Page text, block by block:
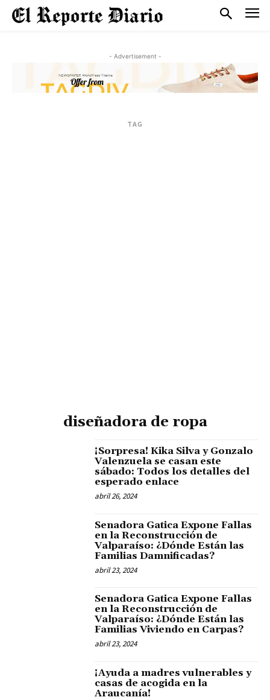
- Advertisement -
TAG
diseñadora de ropa
¡Sorpresa! Kika Silva y Gonzalo
Valenzuela se casan este
sábado: Todos los detalles del
esperado enlace
abril 26, 2024
Senadora Gatica Expone Fallas
en la Reconstrucción de
Valparaíso: ¿Dónde Están las
Familias Damnificadas?
abril 23, 2024
Senadora Gatica Expone Fallas
en la Reconstrucción de
Valparaíso: ¿Dónde Están las
Familias Viviendo en Carpas?
abril 23, 2024
¡Ayuda a madres vulnerables y
casas de acogida en la
Araucanía!